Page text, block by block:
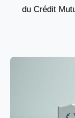
du Crédit